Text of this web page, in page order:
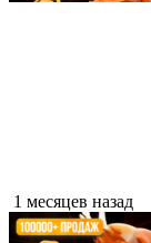
1 месяцев назад